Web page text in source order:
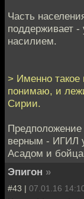
Часть
поддерживает -
насилием.
> Именно такое
понимаю, и
Сирии.
верным - ИГИЛ
Асадом и
Эпигон »
#43 | 07.01.16